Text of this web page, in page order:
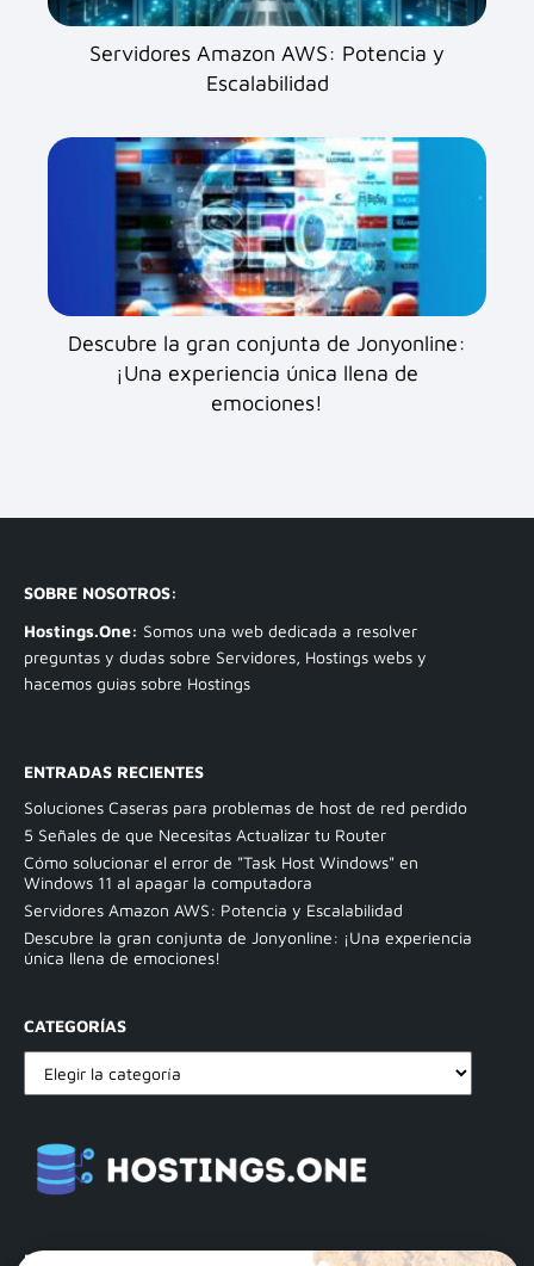
Servidores Amazon AWS: Potencia y
Escalabilidad
Descubre la gran conjunta de Jonyonline:
¡Una experiencia única llena de
emociones!
SOBRE NOSOTROS:
Hostings.One: Somos una web dedicada a resolver
preguntas y dudas sobre Servidores, Hostings webs y
hacemos guias sobre Hostings
ENTRADAS RECIENTES
Soluciones Caseras para problemas de host de red perdido
5 Señales de que Necesitas Actualizar tu Router
Cómo solucionar el error de "Task Host Windows" en
Windows 11 al apagar la computadora
Servidores Amazon AWS: Potencia y Escalabilidad
Descubre la gran conjunta de Jonyonline: ¡Una experiencia
única llena de emociones!
CATEGORÍAS
PAGINAS LEGALES: